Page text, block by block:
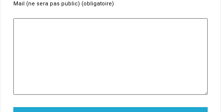
Mail (ne sera pas public) (obligatoire)